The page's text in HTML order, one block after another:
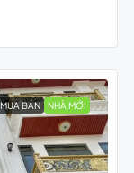
MUA BÁN NHÀ MỚI